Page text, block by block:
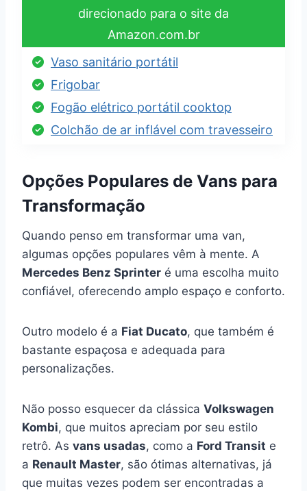
direcionado para o site da
Amazon.com.br
Vaso sanitário portátil
Frigobar
Fogão elétrico portátil cooktop
Colchão de ar inflável com travesseiro
Opções Populares de Vans para
Transformação
Quando penso em transformar uma van,
algumas opções populares vêm à mente. A
Mercedes Benz Sprinter é uma escolha muito
confiável, oferecendo amplo espaço e conforto.
Outro modelo é a Fiat Ducato, que também é
bastante espaçosa e adequada para
personalizações.
Não posso esquecer da clássica Volkswagen
Kombi, que muitos apreciam por seu estilo
retrô. As vans usadas, como a Ford Transit e
a Renault Master, são ótimas alternativas, já
que muitas vezes podem ser encontradas a